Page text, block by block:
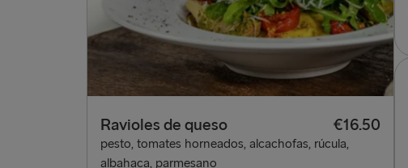
Ravioles de queso €16.50
pesto, tomates horneados, alcachofas, rúcula,
albahaca, parmesano